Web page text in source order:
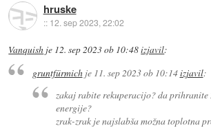
hruske
:: 12. sep 2023, 22:02
Vanquish je 12. sep 2023 ob 10:48izjavil:
gruntfürmichje 11. sep 2023 ob 10:14izjavil:
zakaj rabite rekuperacijo? da prihranite
energije?
zrak-zrak je najslabša možna toplotna